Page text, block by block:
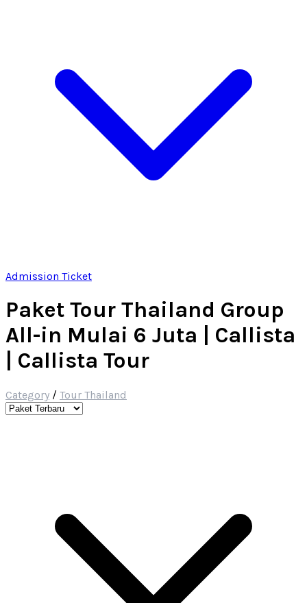
Admission Ticket
Paket Tour Thailand Group
All-in Mulai 6 Juta | Callista
| Callista Tour
Category / Tour Thailand